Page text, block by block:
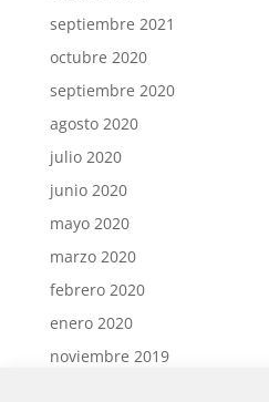
septiembre 2021
octubre 2020
septiembre 2020
agosto 2020
julio 2020
junio 2020
mayo 2020
marzo 2020
febrero 2020
enero 2020
noviembre 2019